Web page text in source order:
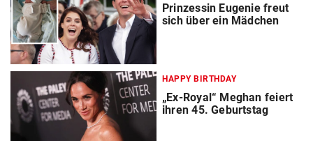
Prinzessin Eugenie freut
sich über ein Mädchen
HAPPY BIRTHDAY
„Ex-Royal“ Meghan feiert
ihren 45. Geburtstag